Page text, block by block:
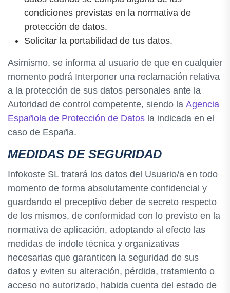
condiciones previstas en la normativa de
protección de datos.
Solicitar la portabilidad de tus datos.
Asimismo, se informa al usuario de que en cualquier
momento podrá Interponer una reclamación relativa
a la protección de sus datos personales ante la
Autoridad de control competente, siendo la Agencia
Española de Protección de Datos la indicada en el
caso de España.
MEDIDAS DE SEGURIDAD
Infokoste SL tratará los datos del Usuario/a en todo
momento de forma absolutamente confidencial y
guardando el preceptivo deber de secreto respecto
de los mismos, de conformidad con lo previsto en la
normativa de aplicación, adoptando al efecto las
medidas de índole técnica y organizativas
necesarias que garanticen la seguridad de sus
datos y eviten su alteración, pérdida, tratamiento o
acceso no autorizado, habida cuenta del estado de